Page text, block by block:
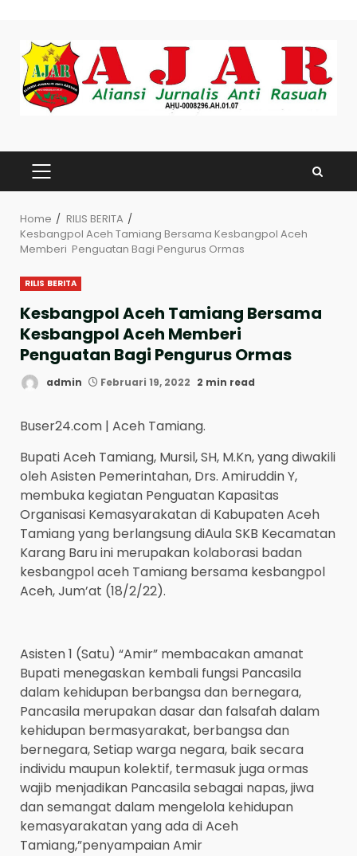
content
PRIMARY
MENU
Home
RILIS BERITA
Kesbangpol Aceh Tamiang Bersama Kesbangpol Aceh
Memberi Penguatan Bagi Pengurus Ormas
RILIS BERITA
Kesbangpol Aceh Tamiang Bersama
Kesbangpol Aceh Memberi
Penguatan Bagi Pengurus Ormas
admin Februari 19, 2022 2 min read
Buser24.com | Aceh Tamiang.
Bupati Aceh Tamiang, Mursil, SH, M.Kn, yang diwakili
oleh Asisten Pemerintahan, Drs. Amiruddin Y,
membuka kegiatan Penguatan Kapasitas
Organisasi Kemasyarakatan di Kabupaten Aceh
Tamiang yang berlangsung diAula SKB Kecamatan
Karang Baru ini merupakan kolaborasi badan
kesbangpol aceh Tamiang bersama kesbangpol
Aceh, Jum’at (18/2/22).
Asisten 1 (Satu) “Amir” membacakan amanat
Bupati menegaskan kembali fungsi Pancasila
dalam kehidupan berbangsa dan bernegara,
Pancasila merupakan dasar dan falsafah dalam
kehidupan bermasyarakat, berbangsa dan
bernegara, Setiap warga negara, baik secara
individu maupun kolektif, termasuk juga ormas
wajib menjadikan Pancasila sebagai napas, jiwa
dan semangat dalam mengelola kehidupan
kemasyarakatan yang ada di Aceh
Tamiang,”penyampaian Amir